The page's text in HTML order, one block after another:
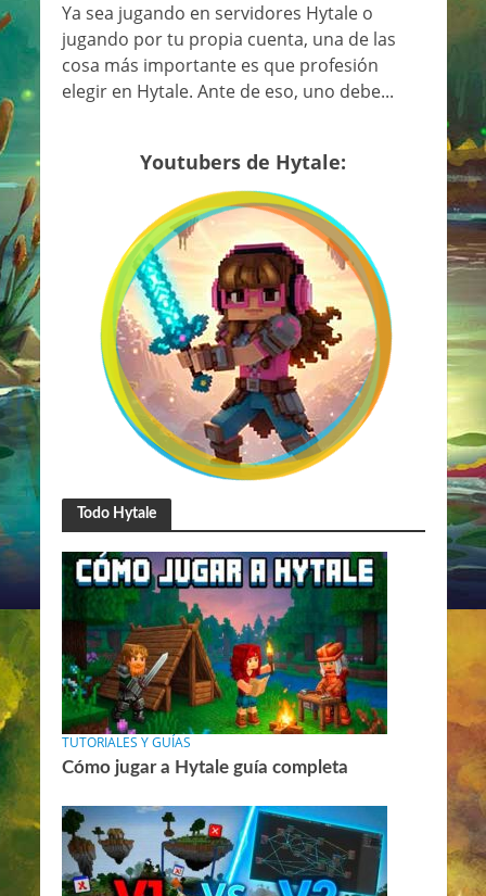
Ya sea jugando en servidores Hytale o
jugando por tu propia cuenta, una de las
cosa más importante es que profesión
elegir en Hytale. Ante de eso, uno debe...
Youtubers de Hytale:
Todo Hytale
TUTORIALES Y GUÍAS
Cómo jugar a Hytale guía completa